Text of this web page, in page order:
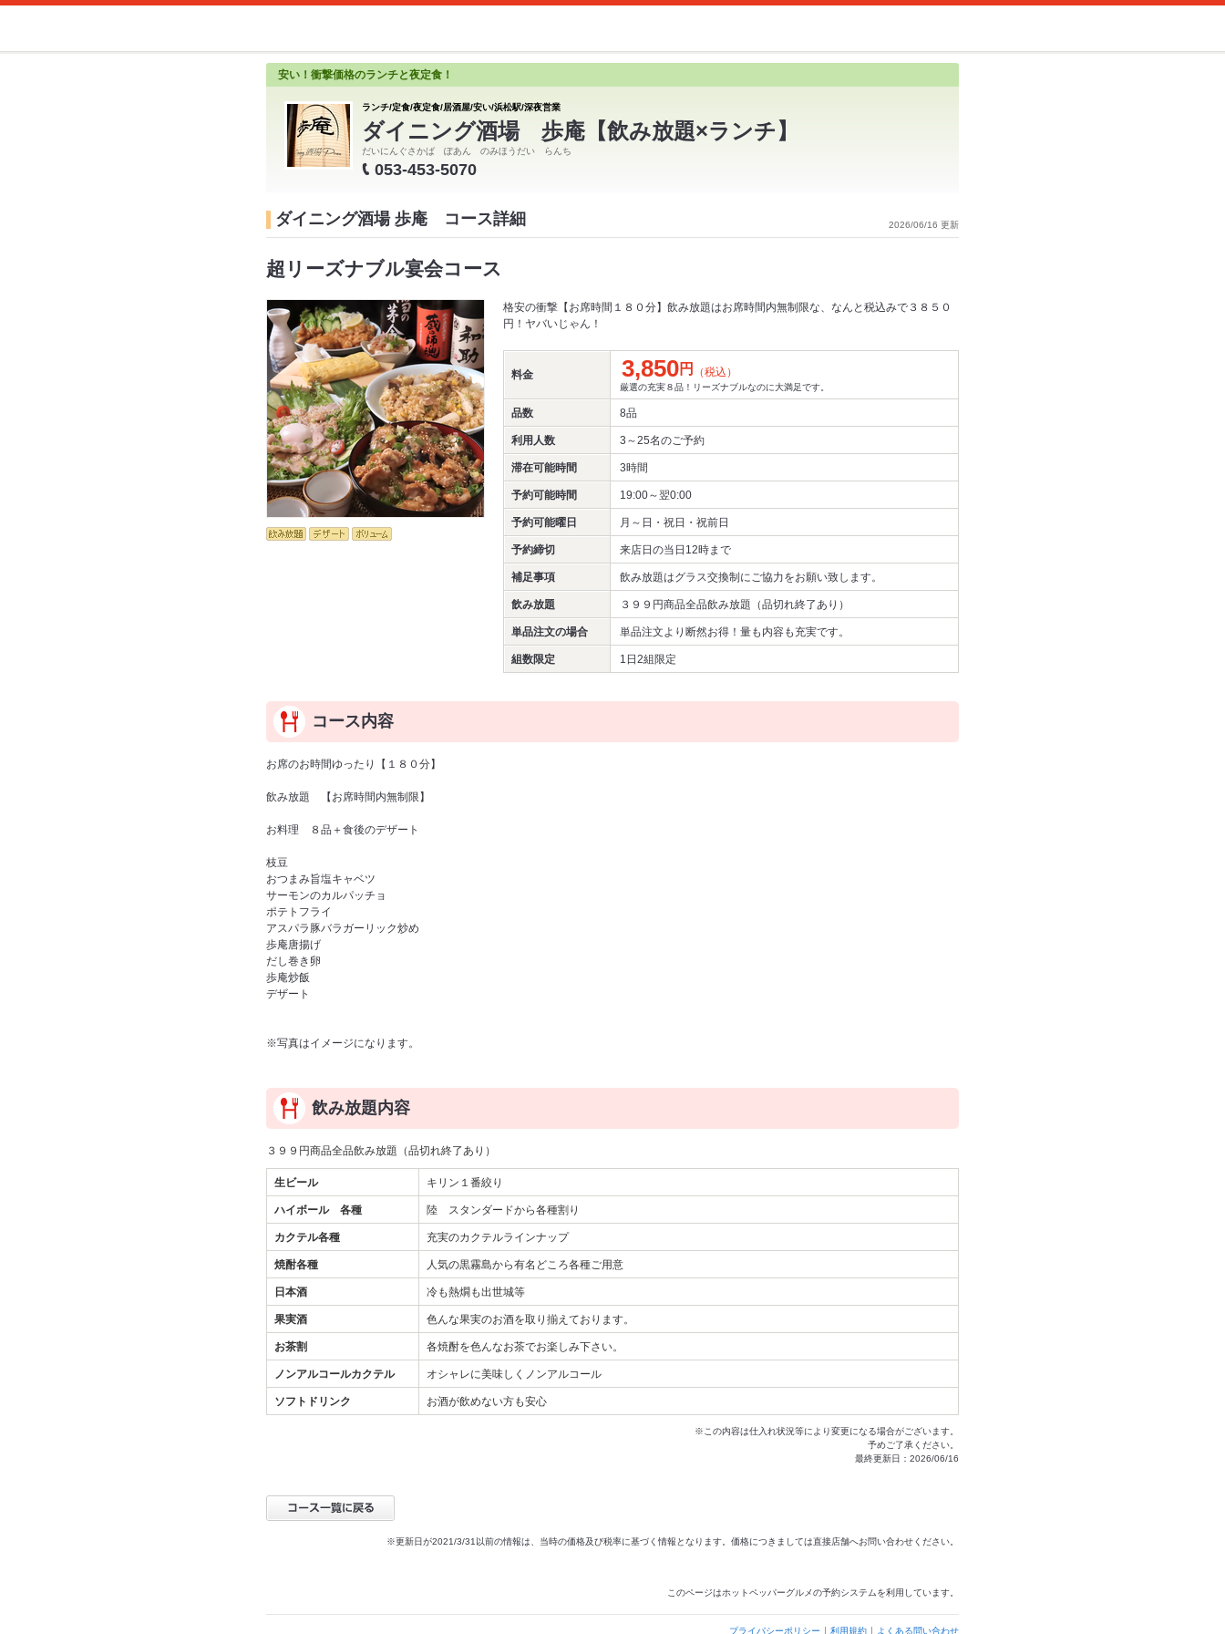
安い！衝撃価格のランチと夜定食！
ランチ/定食/夜定食/居酒屋/安い/浜松駅/深夜営業
ダイニング酒場 歩庵【飲み放題×ランチ】
だいにんぐさかば ぽあん のみほうだい らんち
053-453-5070
2026/06/16 更新
ダイニング酒場 歩庵 コース詳細
超リーズナブル宴会コース
格安の衝撃【お席時間１８０分】飲み放題はお席時間内無制限な、なんと税込みで３８５０
円！ヤバいじゃん！
料金 3,850円 （税込）
厳選の充実８品！リーズナブルなのに大満足です。
品数 8品
利用人数 3～25名のご予約
滞在可能時間 3時間
予約可能時間 19:00～翌0:00
予約可能曜日 月～日・祝日・祝前日
予約締切 来店日の当日12時まで
補足事項 飲み放題はグラス交換制にご協力をお願い致します。
飲み放題 ３９９円商品全品飲み放題（品切れ終了あり）
単品注文の場合 単品注文より断然お得！量も内容も充実です。
組数限定 1日2組限定
コース内容
お席のお時間ゆったり【１８０分】
飲み放題 【お席時間内無制限】
お料理 ８品＋食後のデザート
枝豆
おつまみ旨塩キャベツ
サーモンのカルパッチョ
ポテトフライ
アスパラ豚バラガーリック炒め
歩庵唐揚げ
だし巻き卵
歩庵炒飯
デザート
※写真はイメージになります。
飲み放題内容
３９９円商品全品飲み放題（品切れ終了あり）
生ビール キリン１番絞り
ハイボール 各種 陸 スタンダードから各種割り
カクテル各種 充実のカクテルラインナップ
焼酎各種 人気の黒霧島から有名どころ各種ご用意
日本酒 冷も熱燗も出世城等
果実酒 色んな果実のお酒を取り揃えております。
お茶割 各焼酎を色んなお茶でお楽しみ下さい。
ノンアルコールカクテル オシャレに美味しくノンアルコール
ソフトドリンク お酒が飲めない方も安心
※この内容は仕入れ状況等により変更になる場合がございます。
予めご了承ください。
最終更新日：2026/06/16
※更新日が2021/3/31以前の情報は、当時の価格及び税率に基づく情報となります。価格につきましては直接店舗へお問い合わせください。
このページはホットペッパーグルメの予約システムを利用しています。
プライバシーポリシー 利用規約 よくある問い合わせ